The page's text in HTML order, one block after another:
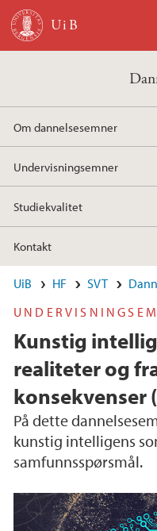
Hopp til hovedinnhold
Om dannelsesemner
Undervisningsemner
Studiekvalitet
Kontakt
UiB HF SVT
Kunstig
realiteter og
konsekvenser
På dette
kunstig intelligens
samfunnsspørsmål.